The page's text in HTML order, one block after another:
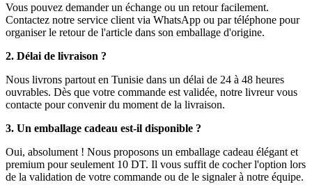
Vous pouvez demander un échange ou un retour facilement.
Contactez notre service client via WhatsApp ou par téléphone pour
organiser le retour de l'article dans son emballage d'origine.
2. Délai de livraison ?
Nous livrons partout en Tunisie dans un délai de 24 à 48 heures
ouvrables. Dès que votre commande est validée, notre livreur vous
contacte pour convenir du moment de la livraison.
3. Un emballage cadeau est-il disponible ?
Oui, absolument ! Nous proposons un emballage cadeau élégant et
premium pour seulement 10 DT. Il vous suffit de cocher l'option lors
de la validation de votre commande ou de le signaler à notre équipe.